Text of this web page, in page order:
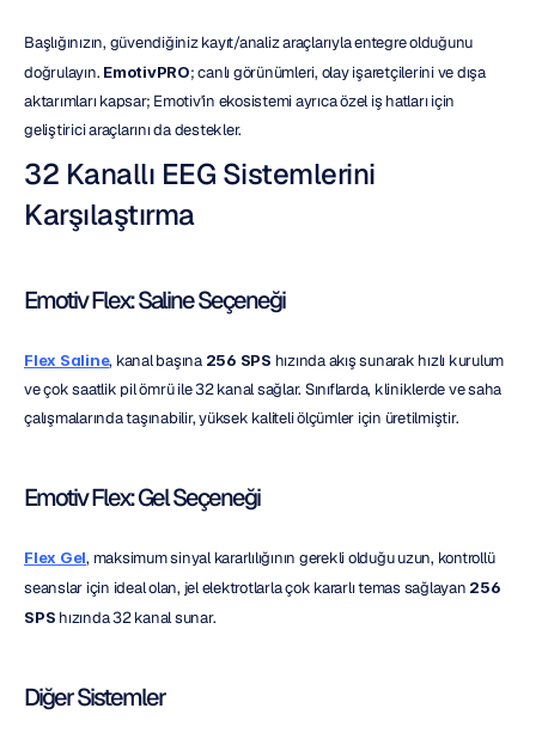
Başlığınızın, güvendiğiniz kayıt/analiz araçlarıyla entegre olduğunu
doğrulayın. EmotivPRO; canlı görünümleri, olay işaretçilerini ve dışa
aktarımları kapsar; Emotiv'in ekosistemi ayrıca özel iş hatları için
geliştirici araçlarını da destekler.
32 Kanallı EEG Sistemlerini
Karşılaştırma
Emotiv Flex: Saline Seçeneği
Flex Saline, kanal başına 256 SPS hızında akış sunarak hızlı kurulum
ve çok saatlik pil ömrü ile 32 kanal sağlar. Sınıflarda, kliniklerde ve saha
çalışmalarında taşınabilir, yüksek kaliteli ölçümler için üretilmiştir.
Emotiv Flex: Gel Seçeneği
Flex Gel, maksimum sinyal kararlılığının gerekli olduğu uzun, kontrollü
seanslar için ideal olan, jel elektrotlarla çok kararlı temas sağlayan 256
SPS hızında 32 kanal sunar.
Diğer Sistemler